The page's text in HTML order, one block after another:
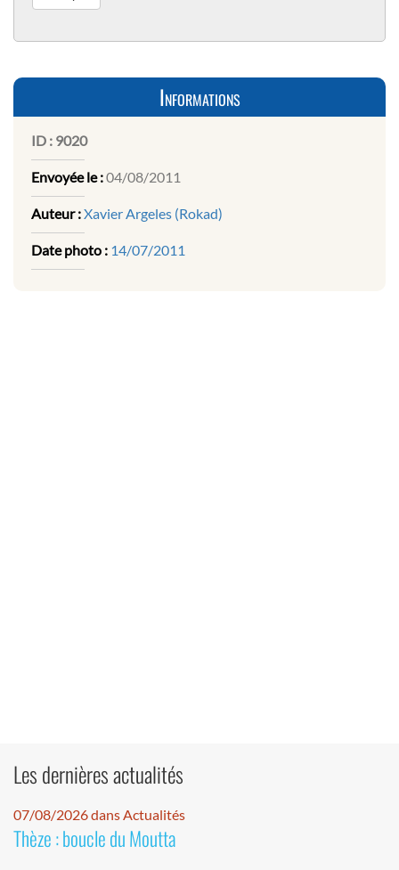
Informations
ID : 9020
Envoyée le :04/08/2011
Auteur :Xavier Argeles (Rokad)
Date photo : 14/07/2011
Les dernières actualités
07/08/2026 dans Actualités
Thèze : boucle du Moutta